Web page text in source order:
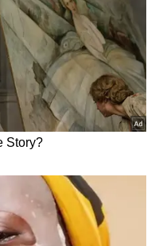
క్రెడిట్ కార్డు: కేంద్రం గుడ్
ఎలాంటి గ్యారెంటీ
రూ.2 లక్షలు